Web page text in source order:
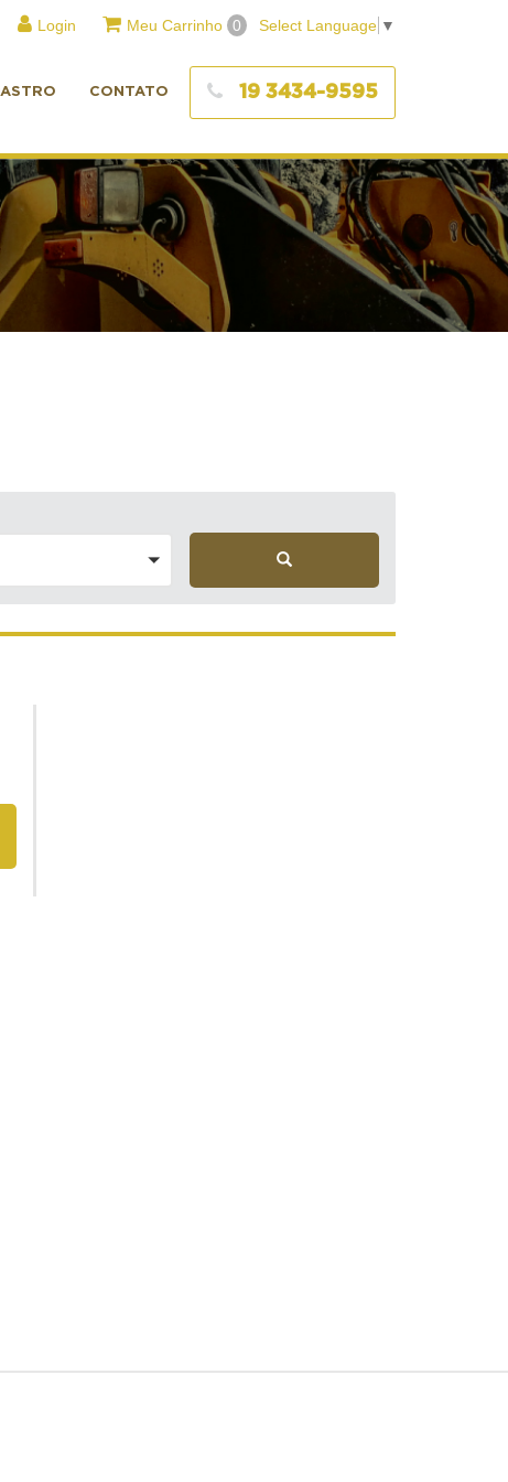
Login Meu Carrinho 0 Select Language ▼
CONTATO 19 3434-9595